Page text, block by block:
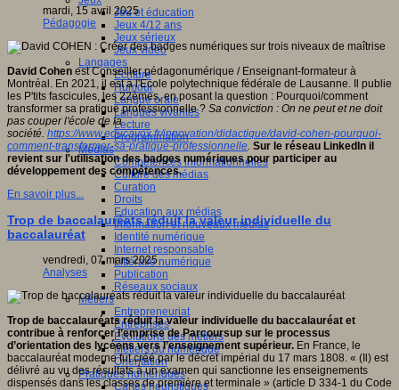
Jeu et éducation
Jeux 4/12 ans
Jeux sérieux
Jeux vidéo
Langages
Ecriture
Humour
Langue orale
Langues vivantes
Lecture
Programmation
Médias
Compétences informationnelles
Culture des médias
Curation
Droits
Education aux médias
Information et nouveaux médias
Identité numérique
Internet responsable
Littératie numérique
Publication
Réseaux sociaux
Métiers
Entrepreneuriat
Entreprises
Evolutions des métiers
Métiers du numérique
Orientation
Pratiques numériques
Cartes heuristiques
mardi, 15 avril 2025
Pédagogie
David Cohen est Conseiller pédagonumérique / Enseignant-formateur à
Montréal. En 2021, il est à l'Ecole polytechnique fédérale de Lausanne. Il publie
les P'tits fascicules, les 22èmes, en posant la question : Pourquoi/comment
transformer sa pratique professionnelle ? Sa conviction : On ne peut et ne doit
pas couper l'école de la
société. https://www.educavox.fr/innovation/didactique/david-cohen-pourquoi-
comment-transformer-sa-pratique-professionnelle. Sur le réseau LinkedIn il
revient sur l'utilisation des badges numériques pour participer au
développement des compétences.
En savoir plus...
Trop de baccalauréats réduit la valeur individuelle du
baccalauréat
vendredi, 07 mars 2025
Analyses
Trop de baccalauréats réduit la valeur individuelle du baccalauréat et
contribue à renforcer l’emprise de Parcoursup sur le processus
d’orientation des lycéens vers l’enseignement supérieur. En France, le
baccalauréat moderne fut créé par le décret impérial du 17 mars 1808. « (Il) est
délivré au vu des résultats à un examen qui sanctionne les enseignements
dispensés dans les classes de première et terminale » (article D 334-1 du Code